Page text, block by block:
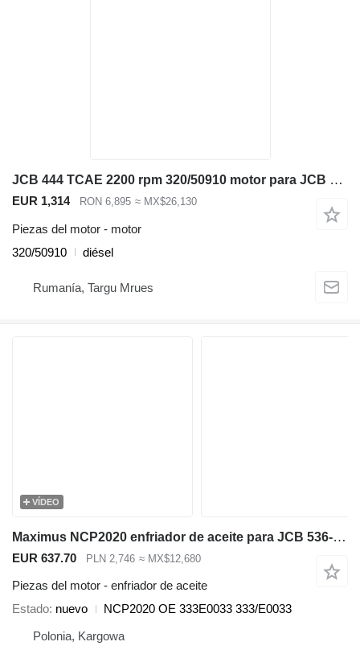
JCB 444 TCAE 2200 rpm 320/50910 motor para JCB 531-70, 535-95 ,540-140 cargadora telescópica
EUR 1,314 RON 6,895 ≈ MX$26,130
Piezas del motor - motor
320/50910
diésel
Rumanía, Targu Mrues
VÍDEO
Maximus NCP2020 enfriador de aceite para JCB 536-70 536-60 531-70 541-70 560-80 535-95 550-80 540-140 540-200 540-170 550-140 550-170 cargadora telescópica
EUR 637.70 PLN 2,746 ≈ MX$12,680
Piezas del motor - enfriador de aceite
Estado nuevo
NCP2020 OE 333E0033 333/E0033
Polonia, Kargowa